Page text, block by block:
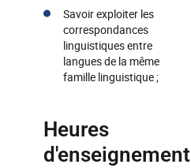
Savoir exploiter les
correspondances
linguistiques entre
langues de la même
famille linguistique ;
Heures
d'enseignement